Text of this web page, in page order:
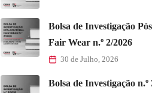
Bolsa de Investigação
Fair Wear n.º 2/2026
30 de Julho, 2026
Bolsa de Investigação n.º